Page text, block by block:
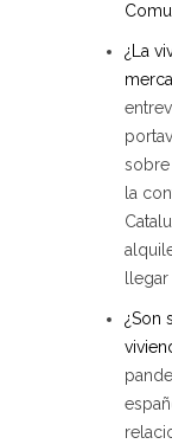
¿La
sobre
la
¿Son